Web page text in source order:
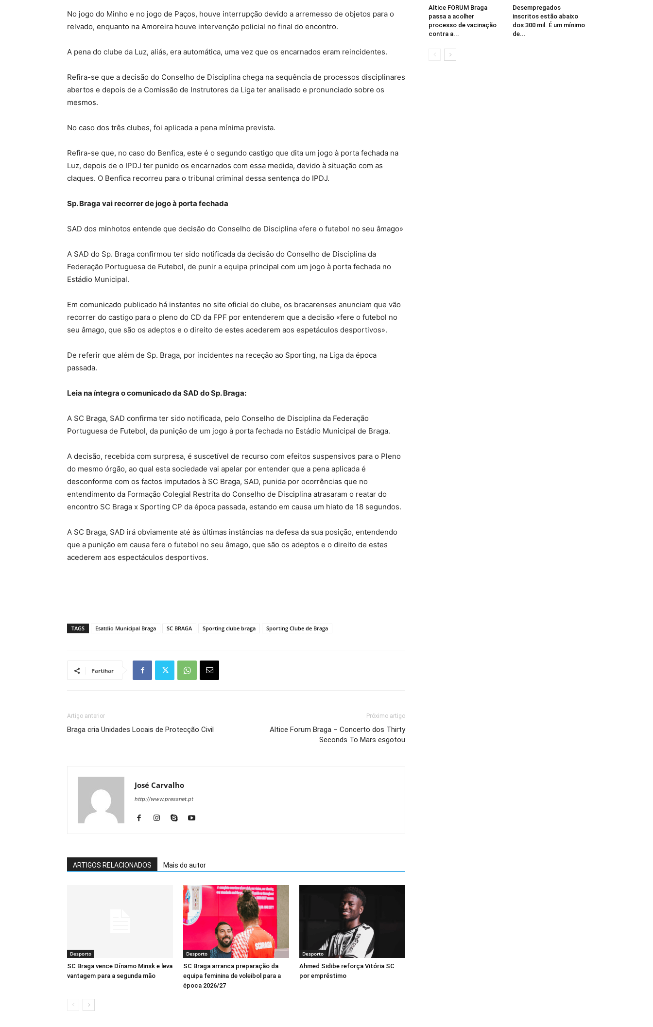
No jogo do Minho e no jogo de Paços, houve interrupção devido a arremesso de objetos para o
relvado, enquanto na Amoreira houve intervenção policial no final do encontro.
A pena do clube da Luz, aliás, era automática, uma vez que os encarnados eram reincidentes.
Refira-se que a decisão do Conselho de Disciplina chega na sequência de processos disciplinares
abertos e depois de a Comissão de Instrutores da Liga ter analisado e pronunciado sobre os
mesmos.
No caso dos três clubes, foi aplicada a pena mínima prevista.
Refira-se que, no caso do Benfica, este é o segundo castigo que dita um jogo à porta fechada na
Luz, depois de o IPDJ ter punido os encarnados com essa medida, devido à situação com as
claques. O Benfica recorreu para o tribunal criminal dessa sentença do IPDJ.
Sp. Braga vai recorrer de jogo à porta fechada
SAD dos minhotos entende que decisão do Conselho de Disciplina «fere o futebol no seu âmago»
A SAD do Sp. Braga confirmou ter sido notificada da decisão do Conselho de Disciplina da
Federação Portuguesa de Futebol, de punir a equipa principal com um jogo à porta fechada no
Estádio Municipal.
Em comunicado publicado há instantes no site oficial do clube, os bracarenses anunciam que vão
recorrer do castigo para o pleno do CD da FPF por entenderem que a decisão «fere o futebol no
seu âmago, que são os adeptos e o direito de estes acederem aos espetáculos desportivos».
De referir que além de Sp. Braga, por incidentes na receção ao Sporting, na Liga da época
passada.
Leia na íntegra o comunicado da SAD do Sp. Braga:
A SC Braga, SAD confirma ter sido notificada, pelo Conselho de Disciplina da Federação
Portuguesa de Futebol, da punição de um jogo à porta fechada no Estádio Municipal de Braga.
A decisão, recebida com surpresa, é suscetível de recurso com efeitos suspensivos para o Pleno
do mesmo órgão, ao qual esta sociedade vai apelar por entender que a pena aplicada é
desconforme com os factos imputados à SC Braga, SAD, punida por ocorrências que no
entendimento da Formação Colegial Restrita do Conselho de Disciplina atrasaram o reatar do
encontro SC Braga x Sporting CP da época passada, estando em causa um hiato de 18 segundos.
A SC Braga, SAD irá obviamente até às últimas instâncias na defesa da sua posição, entendendo
que a punição em causa fere o futebol no seu âmago, que são os adeptos e o direito de estes
acederem aos espectáculos desportivos.
TAGS Esatdio Municipal Braga SC BRAGA Sporting clube braga Sporting Clube de Braga
Partihar
Artigo anterior
Braga cria Unidades Locais de Protecção Civil
Próximo artigo
Altice Forum Braga – Concerto dos Thirty
Seconds To Mars esgotou
José Carvalho
http://www.pressnet.pt
ARTIGOS RELACIONADOS Mais do autor
Desporto
SC Braga vence Dínamo Minsk e leva
vantagem para a segunda mão
Desporto
SC Braga arranca preparação da
equipa feminina de voleibol para a
época 2026/27
Desporto
Ahmed Sidibe reforça Vitória SC
por empréstimo
Altice FORUM Braga
passa a acolher
processo de vacinação
contra a...
Desempregados
inscritos estão abaixo
dos 300 mil. É um mínimo
de...